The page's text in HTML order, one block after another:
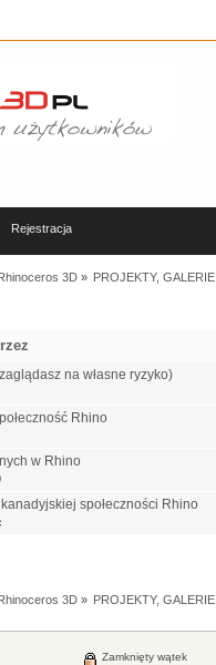
Rejestracja
3D» PROJEKTY,
na własne ryzyko)
Rhino
w Rhino
społeczności Rhino
3D» PROJEKTY,
Zamknięty wątek